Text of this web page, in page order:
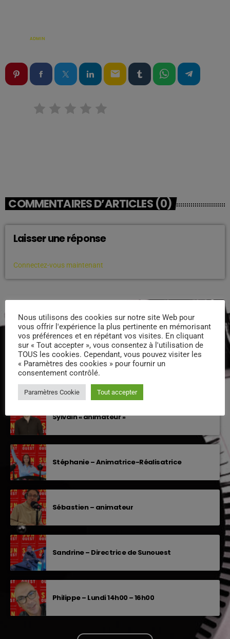
ADMIN
email
COMMENTAIRES D’ARTICLES (0)
Laisser une réponse
Connectez-vous maintenant
PODCASTS
EQUIPE DE SUNOUEST
Xavier – Président
Sylvain « animateur »
Stéphanie – Animatrice-Réalisatrice
Sébastien – animateur
Sandrine – Directrice de Sunouest
Philippe – Lundi 14h00 – 16h00
Nous utilisons des cookies sur notre site Web pour
vous offrir l'expérience la plus pertinente en mémorisant
vos préférences et en répétant vos visites. En cliquant
sur « Tout accepter », vous consentez à l'utilisation de
TOUS les cookies. Cependant, vous pouvez visiter les
« Paramètres des cookies » pour fournir un
consentement contrôlé.
Paramètres Cookie Tout accepter